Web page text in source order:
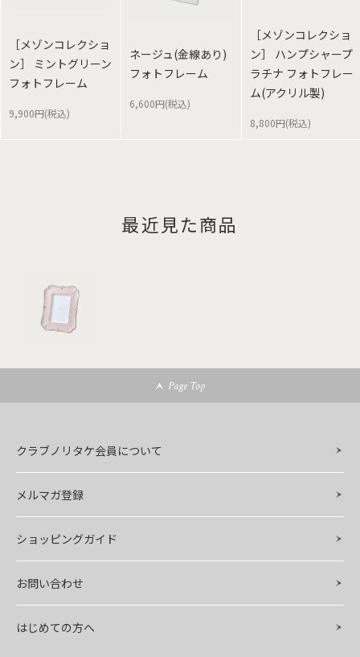
［メゾンコレクショ
ン］ ミントグリーン
フォトフレーム
9,900円(税込)
ネージュ(金線あり)
フォトフレーム
6,600円(税込)
［メゾンコレクショ
ン］ ハンプシャープ
ラチナ フォトフレー
ム(アクリル製)
8,800円(税込)
最近見た商品
Page Top
クラブノリタケ会員について
メルマガ登録
ショッピングガイド
お問い合わせ
はじめての方へ